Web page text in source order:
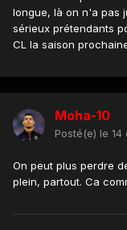
longue, là on n'a pas
sérieux prétendants
CL la saison
Moha-10
Posté(e) le 14
On peut plus perdre
plein, partout. Ca